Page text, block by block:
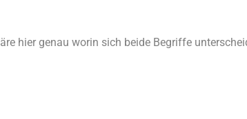
hier genau worin sich beide Begriffe